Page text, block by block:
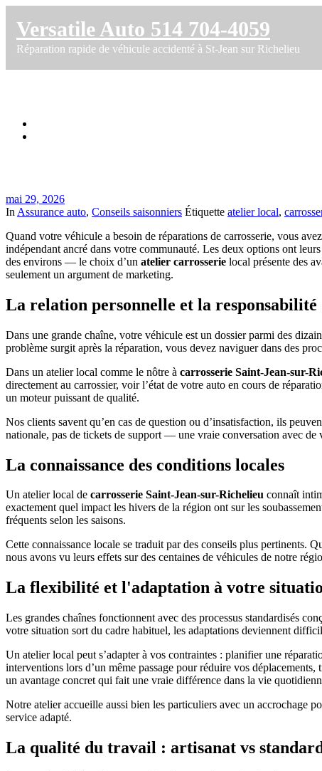
Versatile Auto 514 704-4059
Réparation rapide de véhicule accidenté à St-Jean sur Richelieu
mai 29, 2026
In Assurance auto, Conseils saisonniers Étiquette atelier local,
Quand votre véhicule a besoin de réparations de carrosserie, vous
indépendant ancré dans votre communauté. Les deux options ont
des environs — le choix d’un atelier carrosserie local présente des
seulement un argument de marketing.
La relation personnelle et la responsabilité
Dans une grande chaîne, votre véhicule est un dossier parmi des
problème surgit après la réparation, vous devez naviguer dans des
Dans un atelier local comme le nôtre à carrosserie Saint-Jean-sur-
directement au carrossier, voir l’état de votre auto en cours de
un moteur puissant de qualité.
Nos clients savent qu’en cas de question ou d’insatisfaction, ils
nationale, pas de tickets de support — une vraie conversation avec de
La connaissance des conditions locales
Un atelier local de carrosserie Saint-Jean-sur-Richelieu connaît
exactement quel impact les hivers de la région ont sur les
fréquents selon les saisons.
Cette connaissance locale se traduit par des conseils plus pertinents.
nous avons vu leurs effets sur des centaines de véhicules de notre
La flexibilité et l'adaptation à votre
Les grandes chaînes fonctionnent avec des processus standardisés
votre situation sort du cadre habituel, les adaptations deviennent
Un atelier local peut s’adapter à vos contraintes : planifier une
interventions lors d’un même passage pour réduire vos
un avantage concret qui fait une vraie différence dans la vie
Notre atelier accueille aussi bien les particuliers avec un accrochage
service adapté.
La qualité du travail : artisanat vs